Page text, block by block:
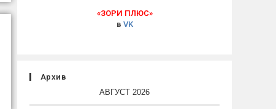
«ЗОРИ ПЛЮС»
в VK
Архив
АВГУСТ 2026